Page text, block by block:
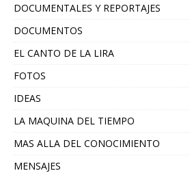
DOCUMENTALES Y REPORTAJES
DOCUMENTOS
EL CANTO DE LA LIRA
FOTOS
IDEAS
LA MAQUINA DEL TIEMPO
MAS ALLA DEL CONOCIMIENTO
MENSAJES